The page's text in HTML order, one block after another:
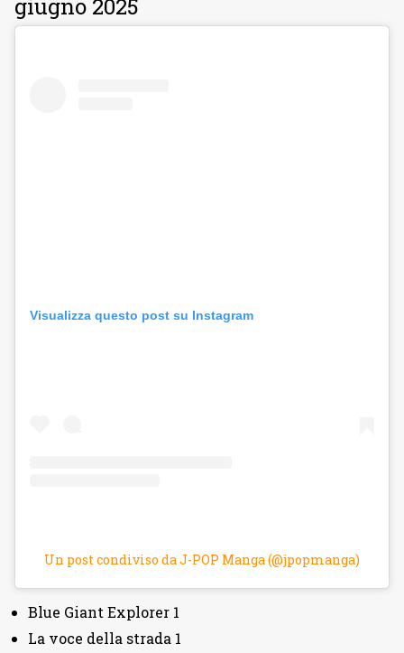
giugno 2025
Visualizza questo post su Instagram
Un post condiviso da J-POP Manga (@jpopmanga)
Blue Giant Explorer 1
La voce della strada 1